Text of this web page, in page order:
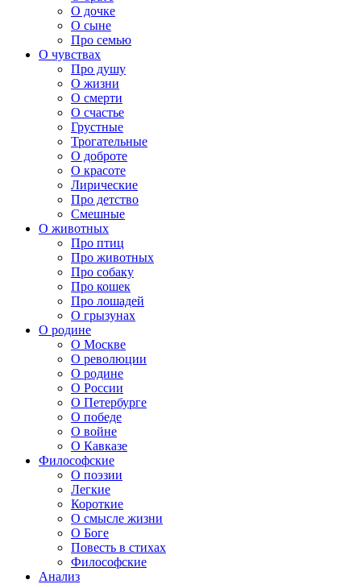
О дочке
О сыне
Про семью
О чувствах
Про душу
О жизни
О смерти
О счастье
Грустные
Трогательные
О доброте
О красоте
Лирические
Про детство
Смешные
О животных
Про птиц
Про животных
Про собаку
Про кошек
Про лошадей
О грызунах
О родине
О Москве
О революции
О родине
О России
О Петербурге
О победе
О войне
О Кавказе
Философские
О поэзии
Легкие
Короткие
О смысле жизни
О Боге
Повесть в стихах
Философские
Анализ